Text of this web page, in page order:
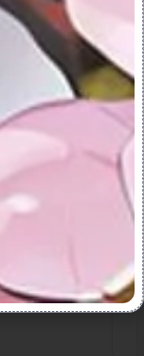
类型相同，则可
如，当原始参
准平面，而新
考︰
话框。
考，可在不创建